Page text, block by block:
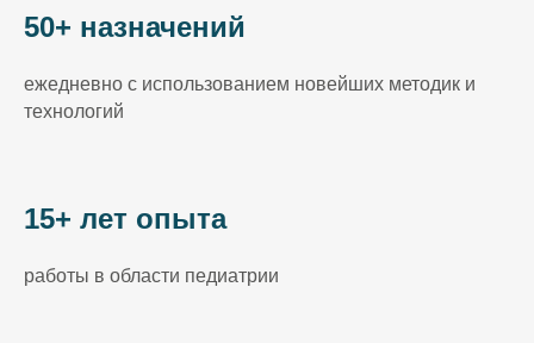
50+ назначений
ежедневно с использованием новейших методик и
технологий
15+ лет опыта
работы в области педиатрии